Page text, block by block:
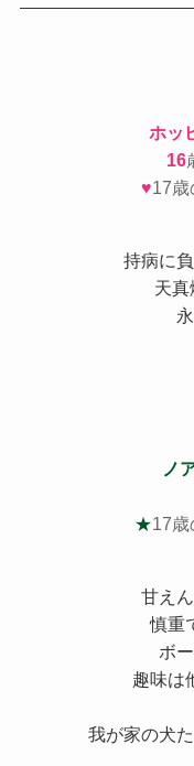
ホッ
16
♥17歳
持病に
天真
ノ
★17歳
甘え
慎重
ボ
趣味は
我が家の犬